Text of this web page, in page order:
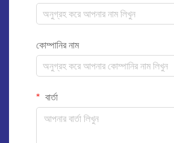
কোম্পানির নাম
বার্তা